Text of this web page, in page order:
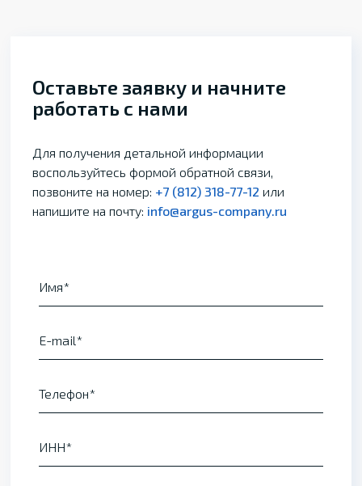
Оставьте заявку и начните
работать с нами
Для получения детальной информации
воспользуйтесь формой обратной связи,
позвоните на номер: +7 (812) 318-77-12 или
напишите на почту: info@argus-company.ru
Имя
E-mail
Телефон
ИНН